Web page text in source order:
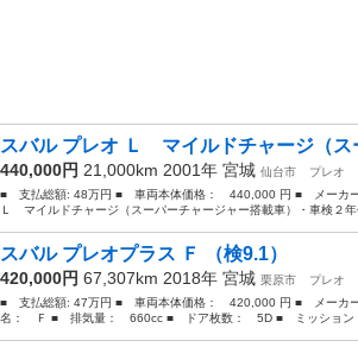
スバル プレオ Ｌ マイルドチャージ（ス
440,000円 21,000km 2001年 宮城 仙台市
プレオ
■ 支払総額: 48万円 ■ 車両本体価格： 440,000 円 ■ メー
Ｌ マイルドチャージ（スーパーチャージャー搭載車）・車検２年
スバル プレオプラス Ｆ （検9.1）
420,000円 67,307km 2018年 宮城 栗原市
プレオ
■ 支払総額: 47万円 ■ 車両本体価格： 420,000 円 ■ メーカ
名： Ｆ ■ 排気量： 660cc ■ ドア枚数： 5D ■ ミッション